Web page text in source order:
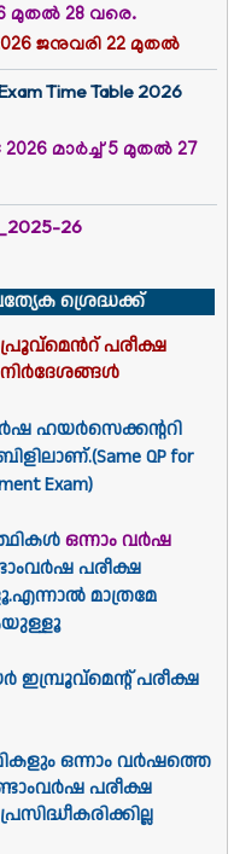
6 മുതൽ 28 വരെ.
ജനുവരി 22 മുതൽ
Time Table 2026
2026 മാർച്ച് 5 മുതൽ 27
26
ശ്രെദ്ധക്ക്
മെൻറ് പരീക്ഷ
ഹയർസെക്കന്ററി
QP for
Exam)
ഒന്നാം വർഷ
പരീക്ഷ
മാത്രമേ
ഇമ്പ്രൂവ്മെന്റ് പരീക്ഷ
ഒന്നാം വർഷത്തെ
പരീക്ഷ